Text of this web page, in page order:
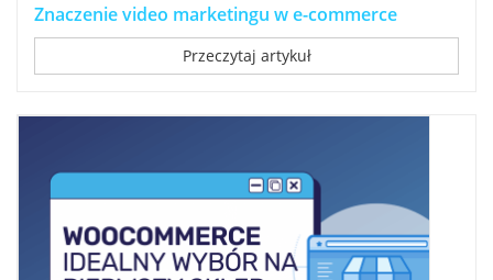
Znaczenie video marketingu w e-commerce
Przeczytaj artykuł